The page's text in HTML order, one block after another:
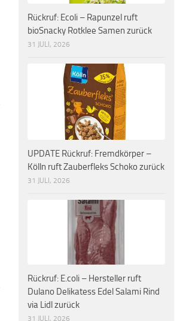
Rückruf: Ecoli – Rapunzel ruft
bioSnacky Rotklee Samen zurück
31 JULI, 2026
UPDATE Rückruf: Fremdkörper –
Kölln ruft Zauberfleks Schoko zurück
31 JULI, 2026
Rückruf: E.coli – Hersteller ruft
Dulano Delikatess Edel Salami Rind
via Lidl zurück
31 JULI, 2026